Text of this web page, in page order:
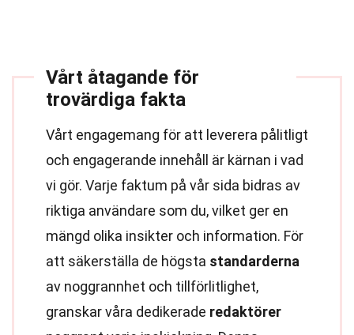
Vårt åtagande för
trovärdiga fakta
Vårt engagemang för att leverera pålitligt
och engagerande innehåll är kärnan i vad
vi gör. Varje faktum på vår sida bidras av
riktiga användare som du, vilket ger en
mängd olika insikter och information. För
att säkerställa de högsta standarderna
av noggrannhet och tillförlitlighet,
granskar våra dedikerade redaktörer